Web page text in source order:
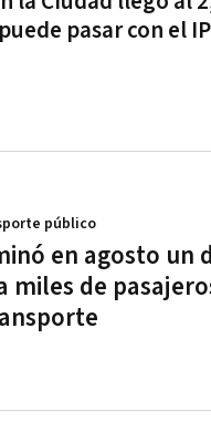
pasar con el
en agosto un
miles de
público